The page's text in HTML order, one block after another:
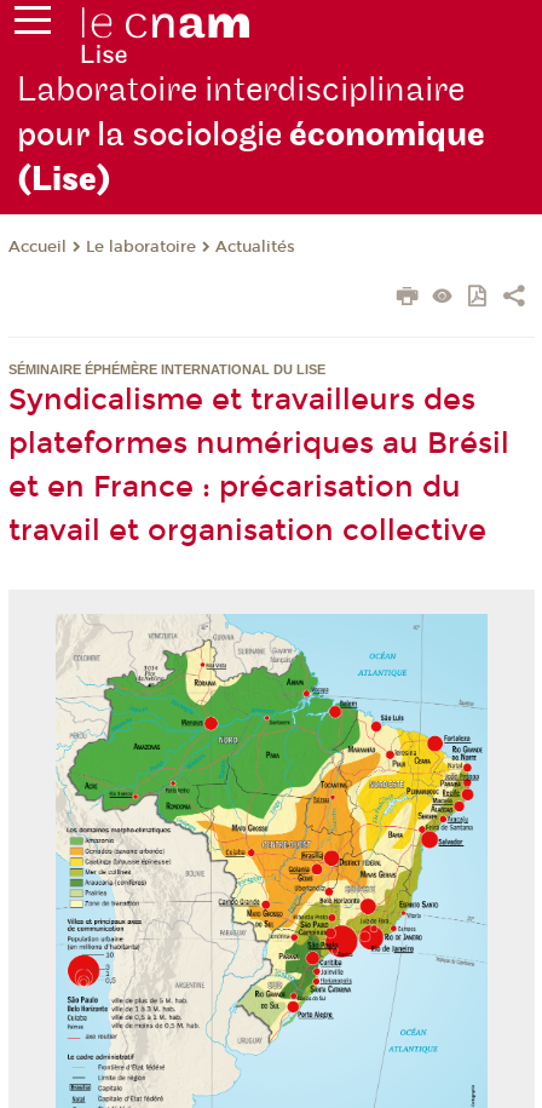
Laboratoire interdisciplinaire
pour la sociologieéconomique
(Lise)
Accueil Le laboratoire Actualités
SÉMINAIRE ÉPHÉMÈRE INTERNATIONAL DU LISE
Syndicalisme et travailleurs des
plateformes numériques au Brésil
et en France : précarisation du
travail et organisation collective